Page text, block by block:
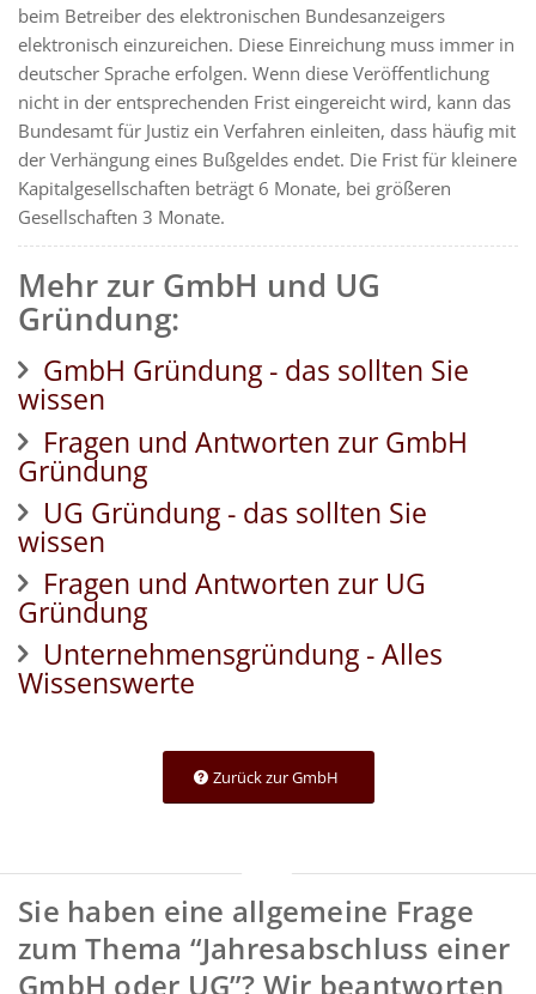
beim Betreiber des elektronischen Bundesanzeigers
elektronisch einzureichen. Diese Einreichung muss immer in
deutscher Sprache erfolgen. Wenn diese Veröffentlichung
nicht in der entsprechenden Frist eingereicht wird, kann das
Bundesamt für Justiz ein Verfahren einleiten, dass häufig mit
der Verhängung eines Bußgeldes endet. Die Frist für kleinere
Kapitalgesellschaften beträgt 6 Monate, bei größeren
Gesellschaften 3 Monate.
Mehr zur GmbH und UG
Gründung:
GmbH Gründung - das sollten Sie
wissen
Fragen und Antworten zur GmbH
Gründung
UG Gründung - das sollten Sie
wissen
Fragen und Antworten zur UG
Gründung
Unternehmensgründung - Alles
Wissenswerte
Zurück zur GmbH
Sie haben eine allgemeine Frage
zum Thema “Jahresabschluss einer
GmbH oder UG”? Wir beantworten